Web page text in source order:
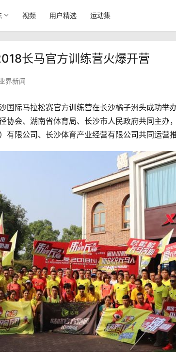
视频 用户精选 运动集
长马官方训练营火爆开营
界新闻
国际马拉松赛官方训练营在长沙橘子洲头成功举
协会、湖南省体育局、长沙市人民政府共同主办
有限公司、长沙体育产业经营有限公司共同运营推